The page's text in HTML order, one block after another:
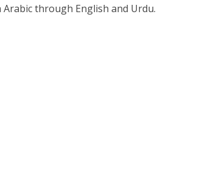
through English and Urdu.